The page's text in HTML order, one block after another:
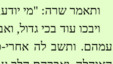
ותאמר שרה: "מי
ויבכו עוד בכי
עמהם. ותשב לה אחרי-